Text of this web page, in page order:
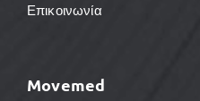
Επικοινωνία
Movemed